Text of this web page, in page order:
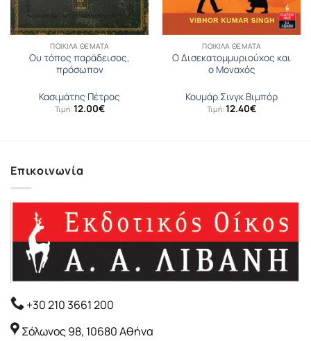
ΠΟΙΚΊΛΑ ΘΈΜΑΤΑ
Ου τόπος παράδεισος,
πρόσωπον
Κασιμάτης Πέτρος
Τιμή: 12.00€
ΠΟΙΚΊΛΑ ΘΈΜΑΤΑ
Ο Δισεκατοµµυριούχος και
ο Μοναχός
Κουµάρ Σινγκ Βιµπόρ
Τιμή: 12.40€
Επικοινωνία
+30 210 3661 200
Σόλωνος 98, 10680 Αθήνα